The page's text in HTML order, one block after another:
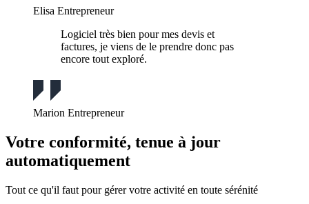
Elisa Entrepreneur
Logiciel très bien pour mes devis et
factures, je viens de le prendre donc pas
encore tout exploré.
Marion Entrepreneur
Votre conformité, tenue à jour
automatiquement
Tout ce qu'il faut pour gérer votre activité en toute sérénité